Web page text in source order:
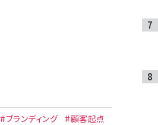
#ブランディング #顧客起点